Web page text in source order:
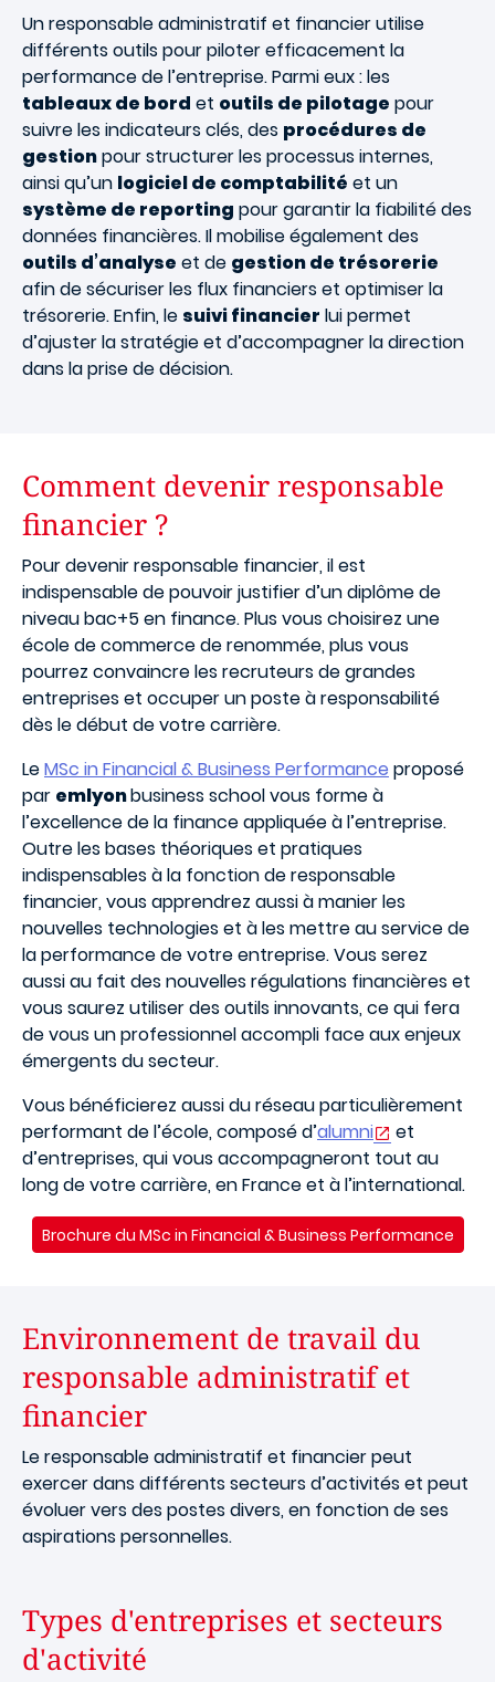
Un responsable administratif et financier utilise
différents outils pour piloter efficacement la
performance de l’entreprise. Parmi eux : les
tableaux de bord et outils de pilotage pour
suivre les indicateurs clés, des procédures de
gestionpour structurer les processus internes,
ainsi qu’un logiciel de comptabilité et un
système de reporting pour garantir la fiabilité des
données financières. Il mobilise également des
outils d’analyse et de gestion de trésorerie
afin de sécuriser les flux financiers et optimiser la
trésorerie. Enfin, le suivi financier lui permet
d’ajuster la stratégie et d’accompagner la direction
dans la prise de décision.
Comment devenir responsable
financier ?
Pour devenir responsable financier, il est
indispensable de pouvoir justifier d’un diplôme de
niveaubac+5en finance. Plus vous choisirez une
école de commerce de renommée, plus vous
pourrez convaincre les recruteurs de grandes
entreprises et occuper un poste à responsabilité
dès le début de votre carrière.
LeMSc in Financial & Business Performance proposé
par emlyonbusiness school vous forme à
l’excellence de la finance appliquée à l’entreprise.
Outre les bases théoriques et pratiques
indispensables à la fonction de responsable
financier, vous apprendrez aussi à manier les
nouvelles technologies et à les mettre au service de
la performance de votre entreprise. Vous serez
aussi au fait des nouvelles régulations financières et
vous saurez utiliser des outils innovants, ce qui fera
de vous un professionnel accompli face aux enjeux
émergents du secteur.
Vous bénéficierez aussi du réseau particulièrement
performant de l’école, composé d’alumni
et
d’entreprises, qui vous accompagneront tout au
long de votre carrière, en France et à l’international.
Brochure du MSc in Financial & Business Performance
Environnement de travail du
responsable administratif et
financier
Le responsable administratif et financier peut
exercer dans différents secteurs d’activités et peut
évoluer vers des postes divers, en fonction de ses
aspirations personnelles.
Types d'entreprises et secteurs
d'activité